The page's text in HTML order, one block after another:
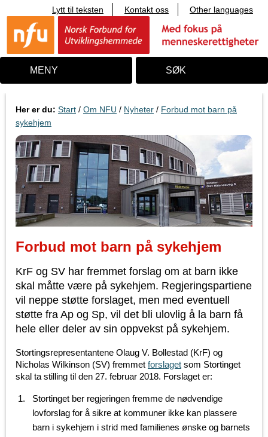
i
n
o
Lytt til teksten Kontakt oss Other languages
MENY SØK
Her er du: Start / Om NFU / Nyheter / Forbud mot barn på
sykehjem
Forbud mot barn på sykehjem
KrF og SV har fremmet forslag om at barn ikke
skal måtte være på sykehjem. Regjeringspartiene
vil neppe støtte forslaget, men med eventuell
støtte fra Ap og Sp, vil det bli ulovlig å la barn få
hele eller deler av sin oppvekst på sykehjem.
Stortingsrepresentantene Olaug V. Bollestad (KrF) og
Nicholas Wilkinson (SV) fremmet forslaget som Stortinget
skal ta stilling til den 27. februar 2018. Forslaget er:
Stortinget ber regjeringen fremme de nødvendige
lovforslag for å sikre at kommuner ikke kan plassere
barn i sykehjem i strid med familienes ønske og barnets